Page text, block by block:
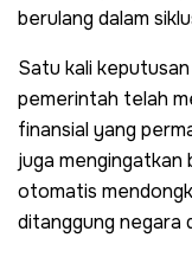
berulang dalam
Satu kali
pemerintah telah
finansial yang
juga mengingatkan
otomatis
ditanggung negara